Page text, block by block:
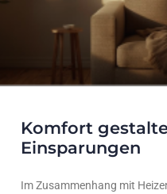
Komfort
Einsparungen
Im Zusammenhang mit